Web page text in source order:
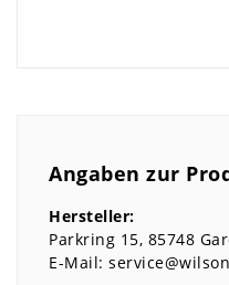
Angaben zur
Hersteller:
Parkring 15 85748
E-Mail: